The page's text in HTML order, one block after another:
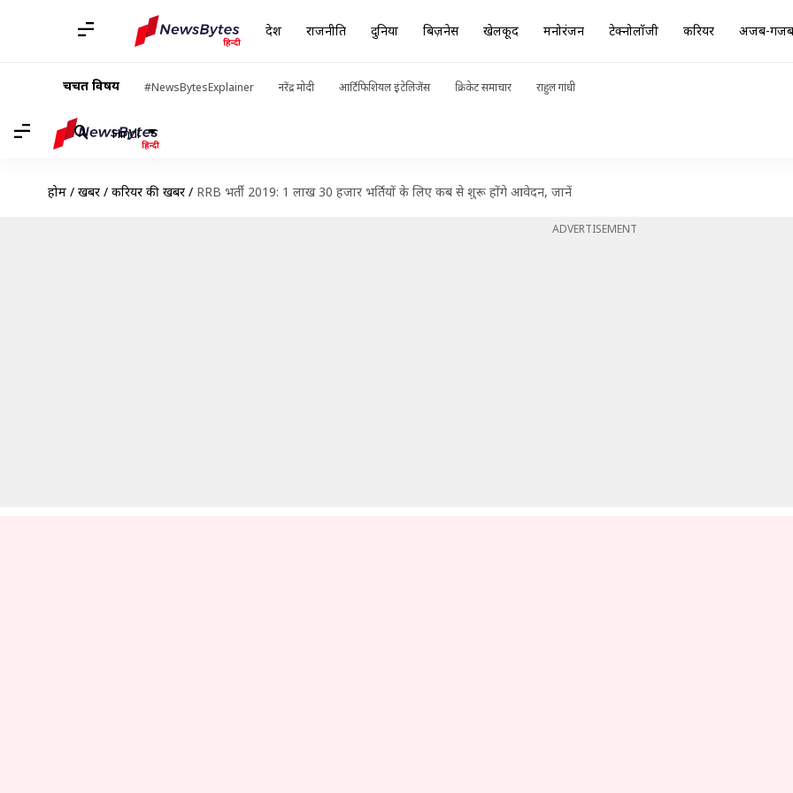
देश राजनीति दुनिया बिज़नेस खेलकूद मनोरंजन टेक्नोलॉजी करियर अजब-गजब
चर्चित विषय #NewsBytesExplainer नरेंद्र मोदी आर्टिफिशियल इंटेलिजेंस क्रिकेट समाचार राहुल गांधी
Hindi
होम / खबरें / करियर की खबरें / RRB भर्ती 2019: 1 लाख 30 हजार भर्तियों के लिए कब से शुरू होंगे आवेदन, जानें
ADVERTISEMENT